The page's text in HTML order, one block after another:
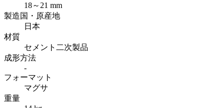
18～21 mm
製造国・原産地
日本
材質
セメント二次製品
成形方法
-
フォーマット
マグサ
重量